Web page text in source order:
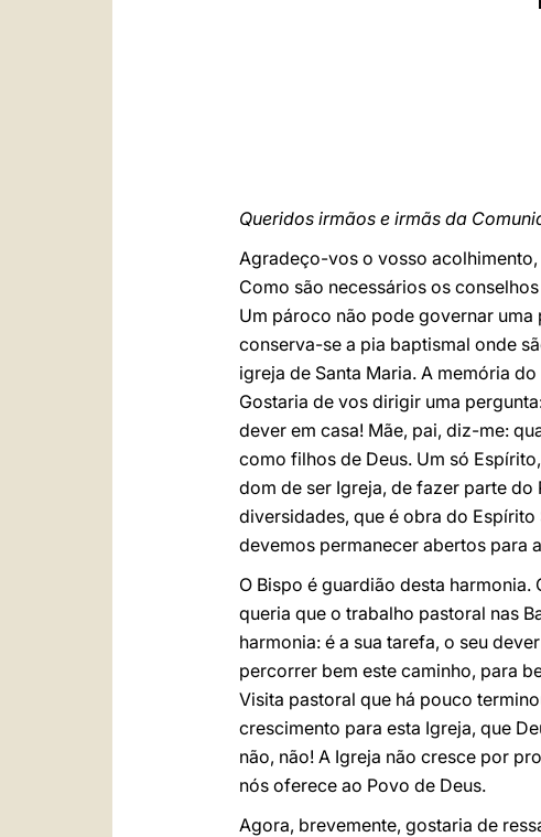
Queridos irmãos e irmãs da
Agradeço-vos o vosso
Como são necessários os
Um pároco não pode governar uma
conserva-se a pia baptismal onde
igreja de Santa Maria. A memória
Gostaria de vos dirigir uma
dever em casa! Mãe, pai, diz-me:
como filhos de Deus. Um só
dom de ser Igreja, de fazer parte do
diversidades, que é obra do
devemos permanecer abertos para
O Bispo é guardião desta
queria que o trabalho pastoral nas
harmonia: é a sua tarefa, o seu
percorrer bem este caminho, para
Visita pastoral que há pouco
crescimento para esta Igreja, que
não, não! A Igreja não cresce por
nós oferece ao Povo de Deus.
Agora, brevemente, gostaria de